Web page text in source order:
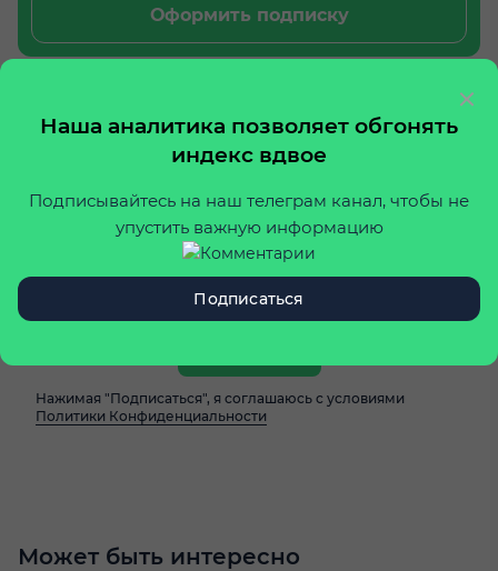
Наша аналитика позволяет обгонять
индекс вдвое
Подписывайтесь на наш телеграм канал, чтобы не
упустить важную информацию
Подписаться
Оформить подписку
почту
Подпишитесь на еженедельную рассылку и
получайте подборку актуальной аналитики и
новостей
Нажимая "Подписаться", я соглашаюсь с условиями
Политики Конфиденциальности
Может быть интересно